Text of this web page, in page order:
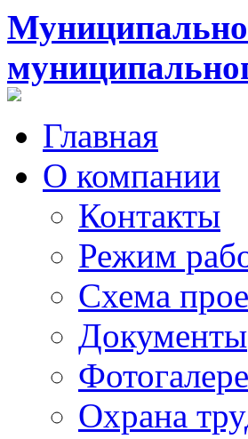
Главная
О компании
Контакты
Режим
Схема
Документы
Охрана